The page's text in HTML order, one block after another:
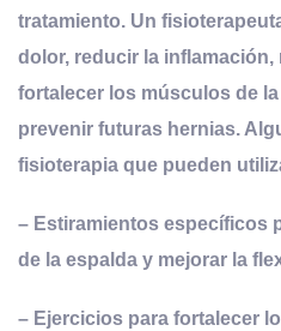
tratamiento. Un
dolor, reducir la
fortalecer los músculos de
prevenir futuras hernias.
fisioterapia que pueden
– Estiramientos específicos
de la espalda y mejorar la
– Ejercicios para fortalecer